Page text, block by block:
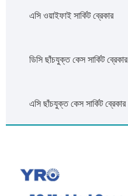
এসি ওয়াইফাই সার্কিট ব্রেকার
ডিসি ছাঁচযুক্ত কেস সার্কিট ব্রেকার
এসি ছাঁচযুক্ত কেস সার্কিট ব্রেকার